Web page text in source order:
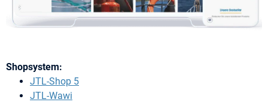
Shopsystem:
JTL-Shop 5
JTL-Wawi